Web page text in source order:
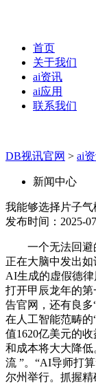
首页
关于我们
ai资讯
ai应用
联系我们
DB视讯官网 > ai
新闻中心
我能够选择片子气
发布时间：2025-
一个无法回避的
正在大脑中发出
AI生成的虚假德
打开甲辰龙年的
告官网，还有良
在人工智能范畴
值1620亿美元的
和成本将大大降
流 ”。“AI导师打
尔州举行。抓握